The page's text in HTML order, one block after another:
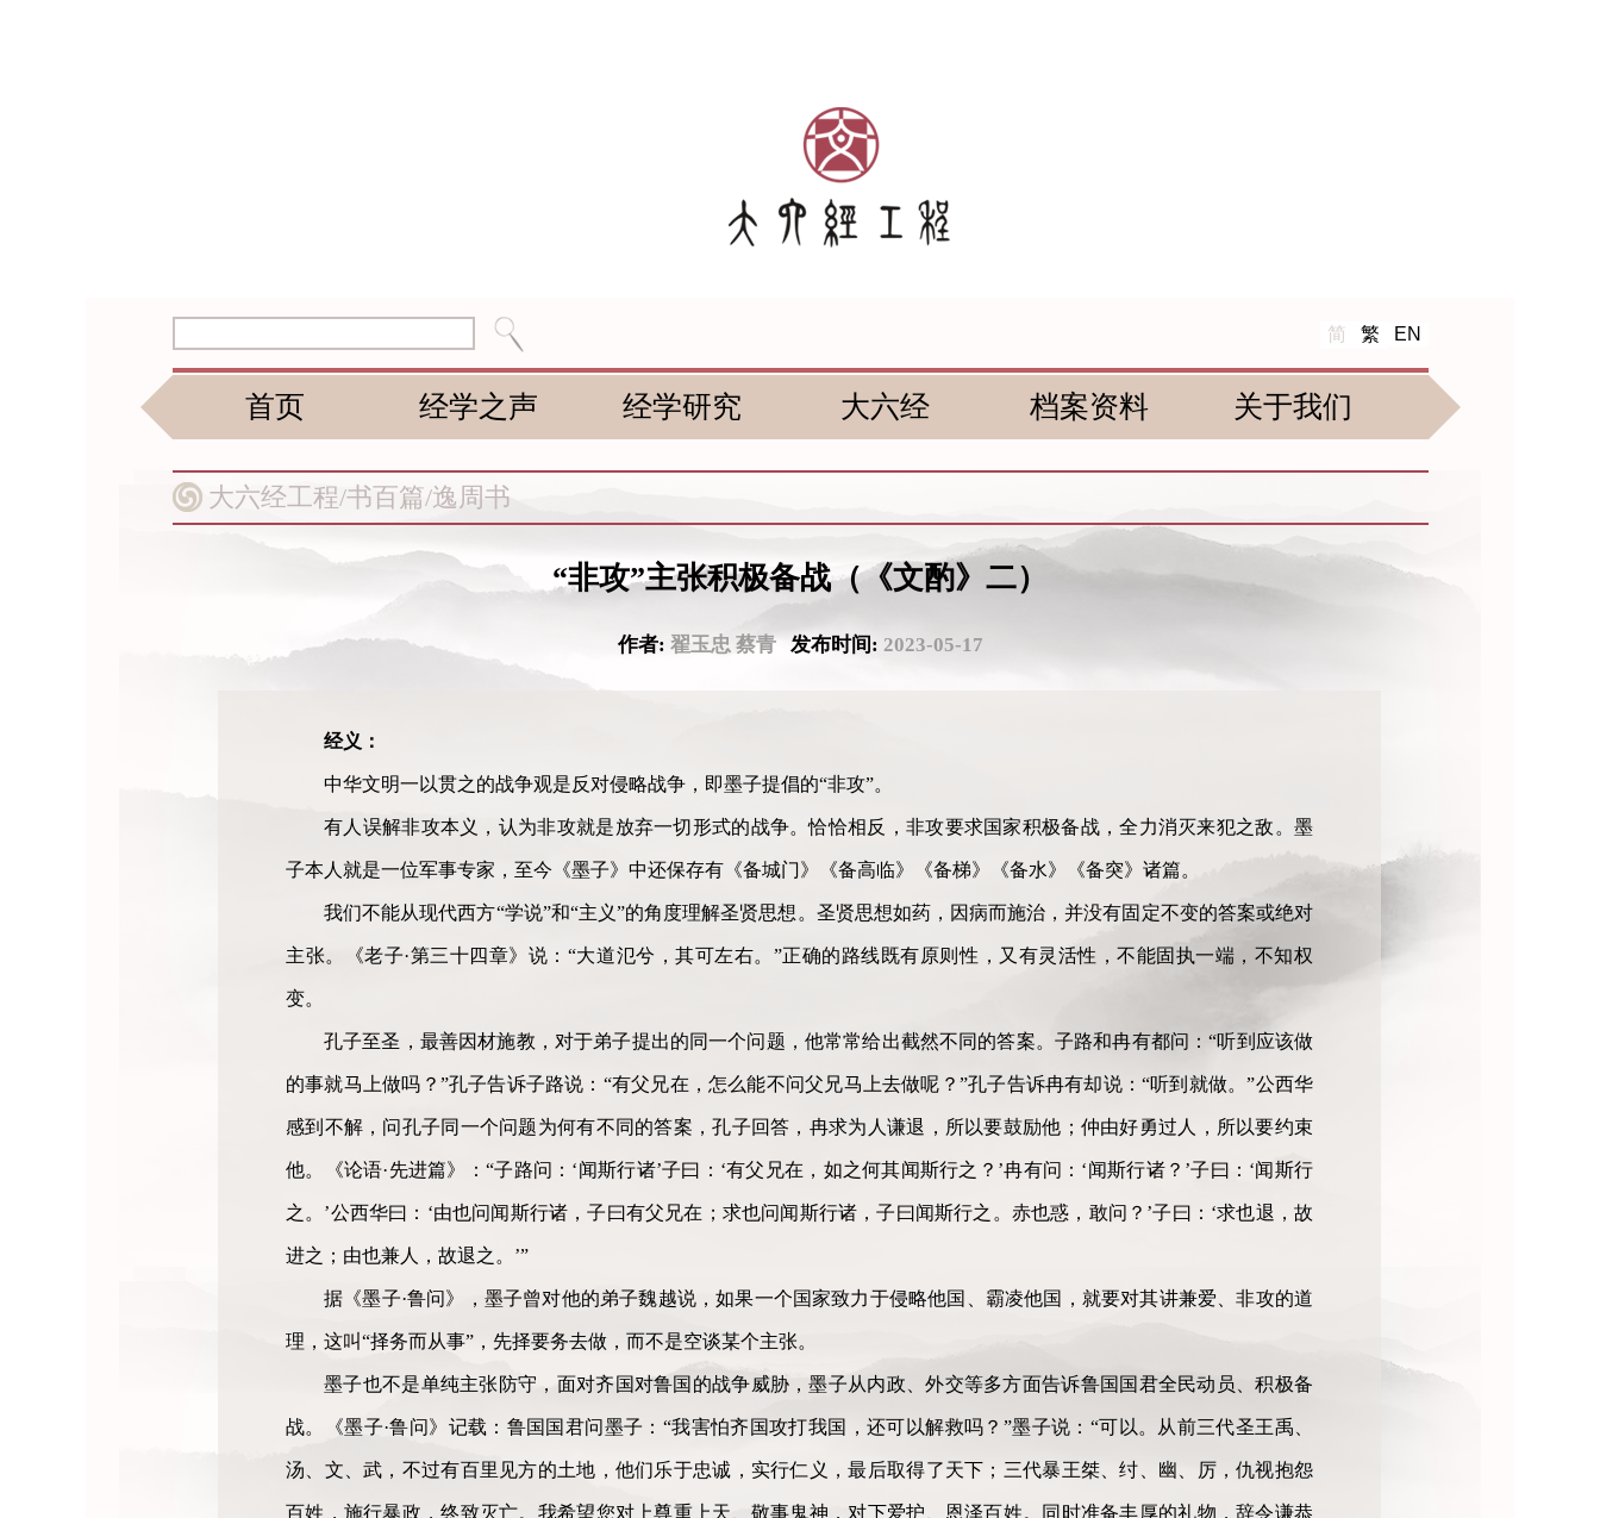
简 繁 EN
首页 经学之声 经学研究 大六经 档案资料 关于我们
大六经工程/书百篇/逸周书
“非攻”主张积极备战（《文酌》二）
作者: 翟玉忠 蔡青发布时间: 2023-05-17
经义：
中华文明一以贯之的战争观是反对侵略战争，即墨子提倡的“非攻”。
有人误解非攻本义，认为非攻就是放弃一切形式的战争。恰恰相反，非攻要求国家积极备战，全力消灭来犯之敌。墨
子本人就是一位军事专家，至今《墨子》中还保存有《备城门》《备高临》《备梯》《备水》《备突》诸篇。
我们不能从现代西方“学说”和“主义”的角度理解圣贤思想。圣贤思想如药，因病而施治，并没有固定不变的答案或绝对
主张。《老子·第三十四章》说：“大道氾兮，其可左右。”正确的路线既有原则性，又有灵活性，不能固执一端，不知权
变。
孔子至圣，最善因材施教，对于弟子提出的同一个问题，他常常给出截然不同的答案。子路和冉有都问：“听到应该做
的事就马上做吗？”孔子告诉子路说：“有父兄在，怎么能不问父兄马上去做呢？”孔子告诉冉有却说：“听到就做。”公西华
感到不解，问孔子同一个问题为何有不同的答案，孔子回答，冉求为人谦退，所以要鼓励他；仲由好勇过人，所以要约束
他。《论语·先进篇》：“子路问：‘闻斯行诸’子曰：‘有父兄在，如之何其闻斯行之？’冉有问：‘闻斯行诸？’子曰：‘闻斯行
之。’公西华曰：‘由也问闻斯行诸，子曰有父兄在；求也问闻斯行诸，子曰闻斯行之。赤也惑，敢问？’子曰：‘求也退，故
进之；由也兼人，故退之。’”
据《墨子·鲁问》，墨子曾对他的弟子魏越说，如果一个国家致力于侵略他国、霸凌他国，就要对其讲兼爱、非攻的道
理，这叫“择务而从事”，先择要务去做，而不是空谈某个主张。
墨子也不是单纯主张防守，面对齐国对鲁国的战争威胁，墨子从内政、外交等多方面告诉鲁国国君全民动员、积极备
战。《墨子·鲁问》记载：鲁国国君问墨子：“我害怕齐国攻打我国，还可以解救吗？”墨子说：“可以。从前三代圣王禹、
汤、文、武，不过有百里见方的土地，他们乐于忠诚，实行仁义，最后取得了天下；三代暴王桀、纣、幽、厉，仇视抱怨
百姓，施行暴政，终致灭亡。我希望您对上尊重上天、敬事鬼神，对下爱护、恩泽百姓。同时准备丰厚的礼物，辞令谦恭